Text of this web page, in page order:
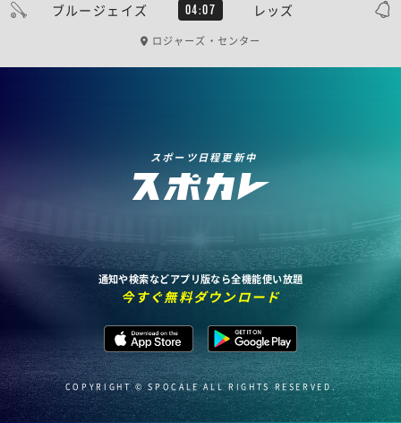
ブルージェイズ 04:07 レッズ
ロジャーズ・センター
スポーツ日程更新中
通知や検索などアプリ版なら全機能使い放題
今すぐ無料ダウンロード
COPYRIGHT © SPOCALE ALL RIGHTS RESERVED.